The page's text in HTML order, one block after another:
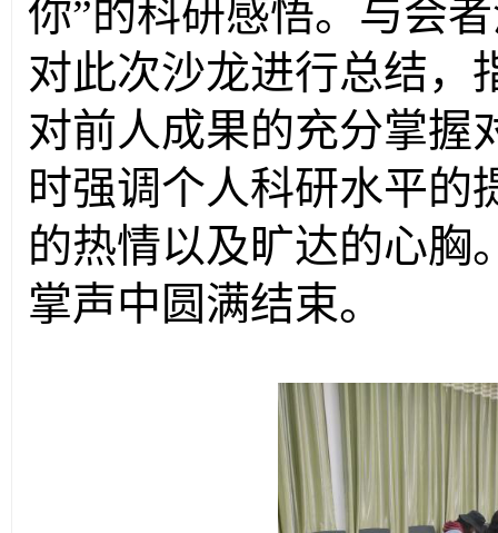
你”的科研感悟。与会
对此次沙龙进行总结，
对前人成果的充分掌握
时强调个人科研水平的
的热情以及旷达的心胸
掌声中圆满结束。